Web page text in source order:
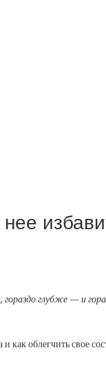
гораздо глубже — и
и как облегчить